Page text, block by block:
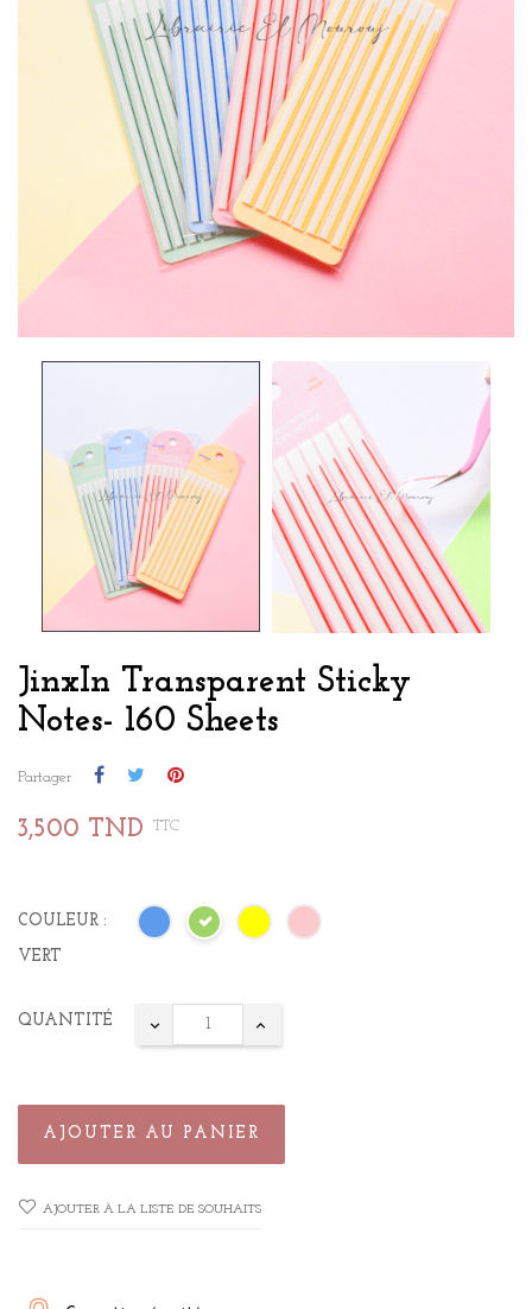
JinxIn Transparent Sticky
Notes- 160 Sheets
Partager
3,500 TND TTC
COULEUR :
VERT
QUANTITÉ
AJOUTER AU PANIER
AJOUTER À LA LISTE DE SOUHAITS